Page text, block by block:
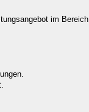
im